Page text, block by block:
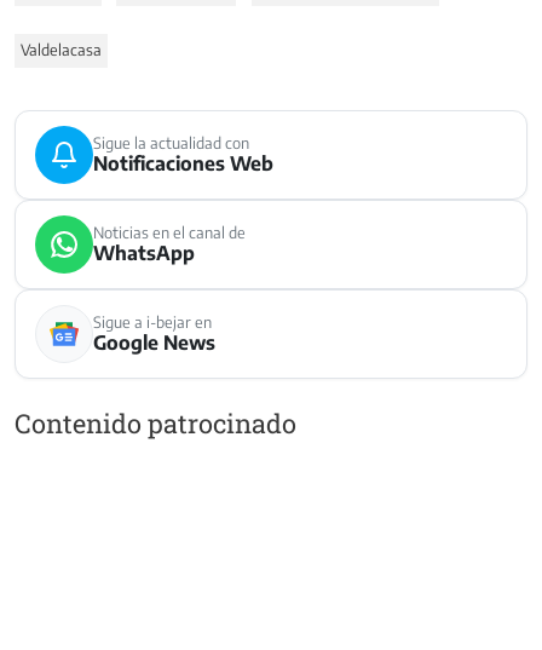
Valdelacasa
Sigue la actualidad con
Notificaciones Web
Noticias en el canal de
WhatsApp
Sigue a i-bejar en
Google News
Contenido patrocinado